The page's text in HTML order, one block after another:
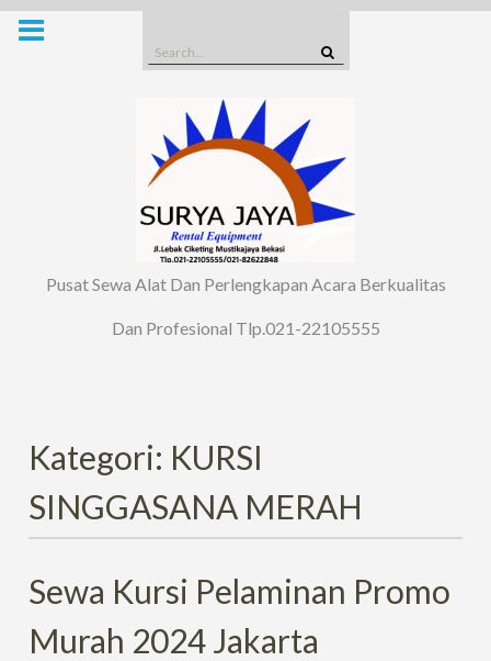
Skip
Search
for:
Pusat Sewa Alat Dan Perlengkapan Acara Berkualitas
Dan Profesional Tlp.021-22105555
Kategori: KURSI
SINGGASANA MERAH
Sewa Kursi Pelaminan Promo
Murah 2024 Jakarta